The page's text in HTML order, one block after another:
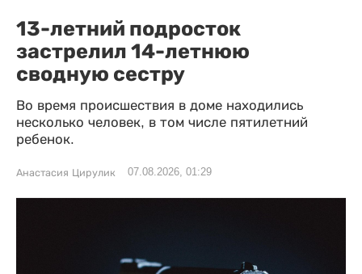
13-летний подросток
застрелил 14-летнюю
сводную сестру
Во время происшествия в доме находились
несколько человек, в том числе пятилетний
ребенок.
Анастасия Цирулик 07.08.2026, 01:29